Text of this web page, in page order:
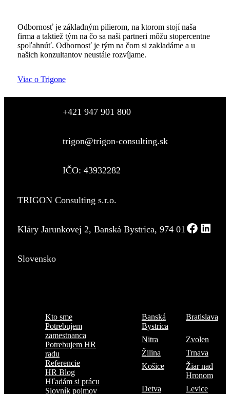
Odbornosť je základným pilierom, na ktorom stojí naša
firma a taktiež tým na čo sa naši partneri môžu stopercentne
spoľahnúť. Odbornosť je tým na čom si zakladáme a u
našich konzultantov neustále rozvíjame.
Viac o Trigone
+421 947 901 800
trigon@trigon-consulting.sk
IČO: 43932282
TRIGON Consulting s.r.o.
Kláry Jarunkovej 2, Banská Bystrica, 974 01
Slovensko
Kto sme
Potrebujem
zamestnanca
Potrebujem HR
radu
Referencie
HR Blog
Hľadám si prácu
Slovník pojmov
Banská
Bystrica
Bratislava
Nitra
Zvolen
Žilina
Trnava
Košice
Žiar nad
Hronom
Detva
Levice